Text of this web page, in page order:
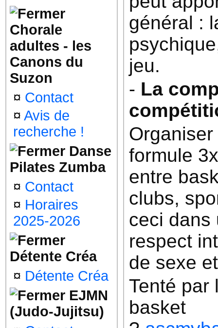
Chorale
adultes - les
Canons du
Suzon
¤ Contact
¤ Avis de
recherche !
Danse
Pilates Zumba
¤ Contact
¤ Horaires
2025-2026
Détente Créa
¤ Détente Créa
EJMN
(Judo-Jujitsu)
général :
jeu.
- La
formule
entre
clubs,
ceci dans
respect
de sexe
Tenté par
basket